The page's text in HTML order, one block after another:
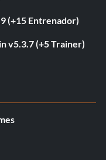
(+15 Entrenador)
v5.3.7 (+5 Trainer)